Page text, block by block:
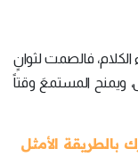
فالصمت لثوانٍ
ويمنح المستمعَ وقتاً